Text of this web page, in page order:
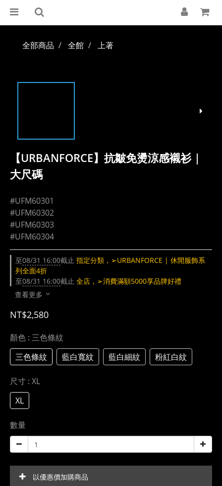
全部商品 全館 上著
【URBANFORCE】抗皺免燙涼感襯衫 |
大尺碼
#UFM60301
#UFM60302
#UFM60303
#UFM60304
至08/31 16:00截止 指定分類，➢URBANFORCE | 休閒服飾系
列全面4折
至08/31 16:00截止 全店，➢消費滿額5000享品牌好禮
查看更多
NT$2,580
顏色 : 三色條紋
三色條紋
藍白寬紋 藍白細紋 粉紅白紋
尺寸 : XL
XL
數量
以優惠價加購商品